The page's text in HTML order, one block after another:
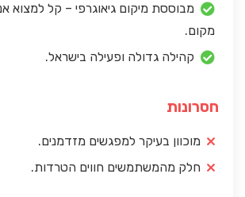
מבוססת מיקום גיאוגרפי – קל למצוא
מקום.
קהילה גדולה ופעילה בישראל.
חסרונות
מוכוון בעיקר למפגשים מזדמנים.
חלק מהמשתמשים חווים הטרדות.